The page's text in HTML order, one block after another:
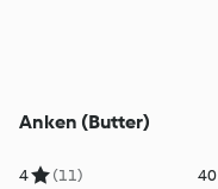
Anken (Butter)
4 (11)